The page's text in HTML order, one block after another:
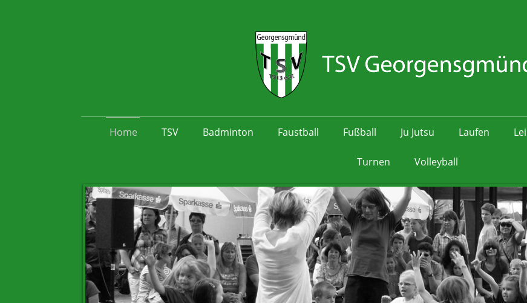
Home TSV Badminton Faustball Fußball Ju Jutsu Laufen
Turnen Volleyball